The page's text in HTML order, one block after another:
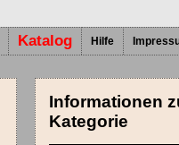
Katalog Hilfe
Informationen
Kategorie